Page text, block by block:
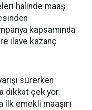
halinde maaş
kapsamında
ilave kazanç
sürerken
dikkat çekiyor.
ilk emekli maaşını